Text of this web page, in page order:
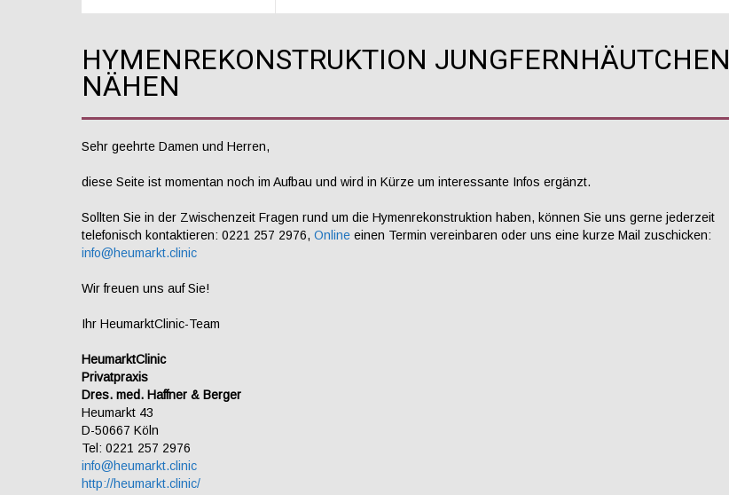
HYMENREKONSTRUKTION JUNGFERNHÄUTCHEN
NÄHEN
Sehr geehrte Damen und Herren,
diese Seite ist momentan noch im Aufbau und wird in Kürze um interessante Infos ergänzt.
Sollten Sie in der Zwischenzeit Fragen rund um die Hymenrekonstruktion haben, können Sie uns gerne jederzeit
telefonisch kontaktieren: 0221 257 2976, Online einen Termin vereinbaren oder uns eine kurze Mail zuschicken:
info@heumarkt.clinic
Wir freuen uns auf Sie!
Ihr HeumarktClinic-Team
HeumarktClinic
Privatpraxis
Dres. med. Haffner & Berger
Heumarkt 43
D-50667 Köln
Tel: 0221 257 2976
info@heumarkt.clinic
http://heumarkt.clinic/